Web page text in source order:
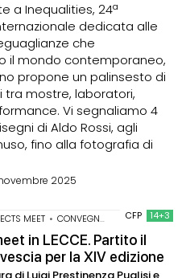
a Inequalities, 24ª
dedicata alle
che
il mondo contemporaneo,
propone un palinsesto di
tra mostre, laboratori,
Vi segnaliamo 4
di Aldo Rossi, agli
fino alla fotografia di
2025
CFP 14+3
MEET • CONVEGNO LUIGI
in LECCE. Partito il
per la XIV edizione